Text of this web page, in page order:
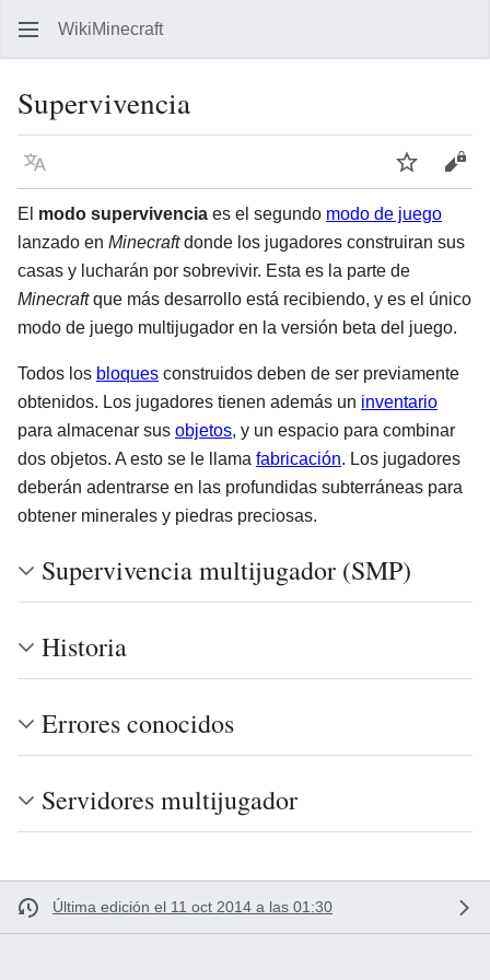
WikiMinecraft
Supervivencia
Idioma VigilarVer
El modo supervivencia es el segundo modo de juego
lanzado en Minecraftdonde los jugadores construiran sus
casas y lucharán por sobrevivir. Esta es la parte de
Minecraftque más desarrollo está recibiendo, y es el único
modo de juego multijugador en la versión beta del juego.
Todos los bloques construidos deben de ser previamente
obtenidos. Los jugadores tienen además un inventario
para almacenar sus objetos, y un espacio para combinar
dos objetos. A esto se le llama fabricación. Los jugadores
deberán adentrarse en las profundidas subterráneas para
obtener minerales y piedras preciosas.
Supervivencia multijugador (SMP)
Historia
Errores conocidos
Servidores multijugador
Última edición el 11 oct 2014 a las 01:30